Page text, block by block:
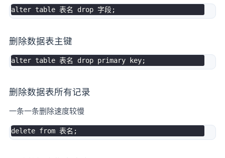
alter table 表名 drop 字段;
删除数据表主键
alter table 表名 drop primary key;
删除数据表所有记录
一条一条删除速度较慢
delete from 表名 ;